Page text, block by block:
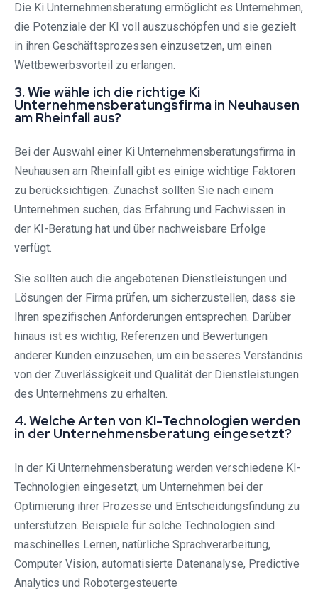
Die Ki Unternehmensberatung ermöglicht es Unternehmen,
die Potenziale der KI voll auszuschöpfen und sie gezielt
in ihren Geschäftsprozessen einzusetzen, um einen
Wettbewerbsvorteil zu erlangen.
3. Wie wähle ich die richtige Ki
Unternehmensberatungsfirma in Neuhausen
am Rheinfall aus?
Bei der Auswahl einer Ki Unternehmensberatungsfirma in
Neuhausen am Rheinfall gibt es einige wichtige Faktoren
zu berücksichtigen. Zunächst sollten Sie nach einem
Unternehmen suchen, das Erfahrung und Fachwissen in
der KI-Beratung hat und über nachweisbare Erfolge
verfügt.
Sie sollten auch die angebotenen Dienstleistungen und
Lösungen der Firma prüfen, um sicherzustellen, dass sie
Ihren spezifischen Anforderungen entsprechen. Darüber
hinaus ist es wichtig, Referenzen und Bewertungen
anderer Kunden einzusehen, um ein besseres Verständnis
von der Zuverlässigkeit und Qualität der Dienstleistungen
des Unternehmens zu erhalten.
4. Welche Arten von KI-Technologien werden
in der Unternehmensberatung eingesetzt?
In der Ki Unternehmensberatung werden verschiedene KI-
Technologien eingesetzt, um Unternehmen bei der
Optimierung ihrer Prozesse und Entscheidungsfindung zu
unterstützen. Beispiele für solche Technologien sind
maschinelles Lernen, natürliche Sprachverarbeitung,
Computer Vision, automatisierte Datenanalyse, Predictive
Analytics und Robotergesteuerte